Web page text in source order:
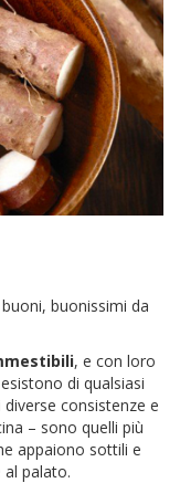
buonissimi da
, e con loro
di qualsiasi
consistenze e
– sono quelli più
appaiono sottili e
palato.